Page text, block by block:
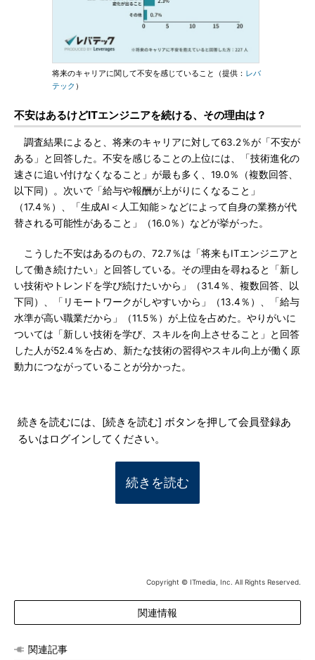
将来のキャリアに関して不安を感じていること（提供： レバ
テック ）
不安はあるけどITエンジニアを続ける、その理由は？
調査結果によると、将来のキャリアに対して63.2％が「不安が
ある」と回答した。不安を感じることの上位には、「技術進化の
速さに追い付けなくなること」が最も多く、19.0％（複数回答、
以下同）。次いで「給与や報酬が上がりにくなること」
（17.4％）、「生成AI＜人工知能＞などによって自身の業務が代
替される可能性があること」（16.0％）などが挙がった。
こうした不安はあるのもの、72.7％は「将来もITエンジニアと
して働き続けたい」と回答している。その理由を尋ねると「新し
い技術やトレンドを学び続けたいから」（31.4％、複数回答、以
下同）、「リモートワークがしやすいから」（13.4％）、「給与
水準が高い職業だから」（11.5％）が上位を占めた。やりがいに
ついては「新しい技術を学び、スキルを向上させること」と回答
した人が52.4％を占め、新たな技術の習得やスキル向上が働く原
動力につながっていることが分かった。
続きを読むには、[続きを読む] ボタンを押して会員登録あ
るいはログインしてください。
続きを読む
Copyright © ITmedia, Inc. All Rights Reserved.
関連情報
関連記事